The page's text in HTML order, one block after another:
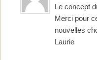
Le concept
Merci pour
nouvelles
Laurie